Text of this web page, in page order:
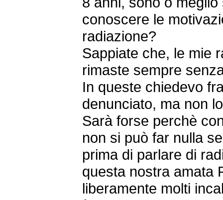
conoscere le
radiazione?
Sappiate che, le mie
rimaste sempre
In queste chiedevo
denunciato, ma non
Sarà forse perchè
non si può far nulla
prima di parlare di
questa nostra amata
liberamente molti